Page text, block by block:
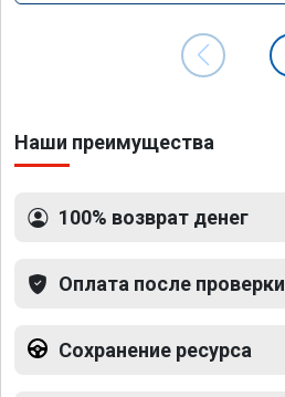
Наши преимущества
100% возврат денег
Оплата после проверки
Сохранение ресурса